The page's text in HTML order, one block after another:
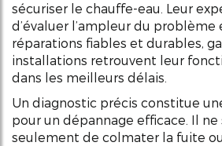
sécuriser le chauffe-eau. Leur
d’évaluer l’ampleur du
réparations fiables et durables,
installations retrouvent leur
dans les meilleurs délais.
Un diagnostic précis constitue
pour un dépannage efficace. Il ne
seulement de colmater la fuite